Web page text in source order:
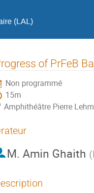
(LAL)
of PrFeB
Non programmé
15m
Amphithéâtre Pierre
M. Amin Ghaith (